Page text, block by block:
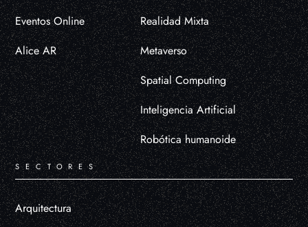
Eventos Online
Alice AR
Realidad Mixta
Metaverso
Spatial Computing
Inteligencia Artificial
Robótica humanoide
SECTORES
Arquitectura